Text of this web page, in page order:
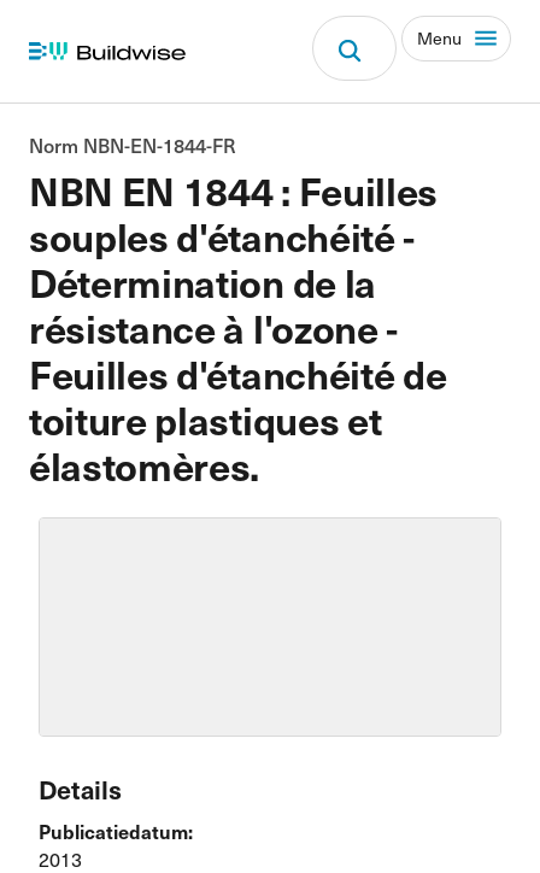
Menu
NBN EN 1844 : Feuilles
souples d'étanchéité -
Détermination de la
résistance à l'ozone -
Feuilles d'étanchéité de
toiture plastiques et
élastomères.
Norm NBN-EN-1844-FR
Details
Publicatiedatum:
2013